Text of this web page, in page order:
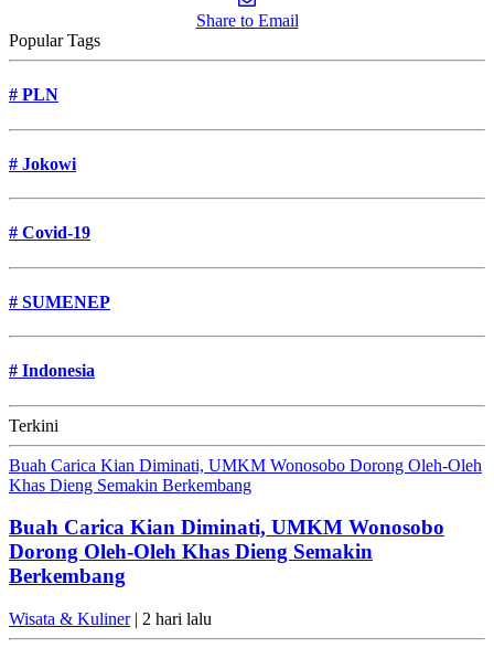
Share to Email
Popular Tags
# PLN
# Jokowi
# Covid-19
# SUMENEP
# Indonesia
Terkini
Buah Carica Kian Diminati, UMKM Wonosobo Dorong Oleh-Oleh
Khas Dieng Semakin Berkembang
Buah Carica Kian Diminati, UMKM Wonosobo
Dorong Oleh-Oleh Khas Dieng Semakin
Berkembang
Wisata & Kuliner| 2 hari lalu